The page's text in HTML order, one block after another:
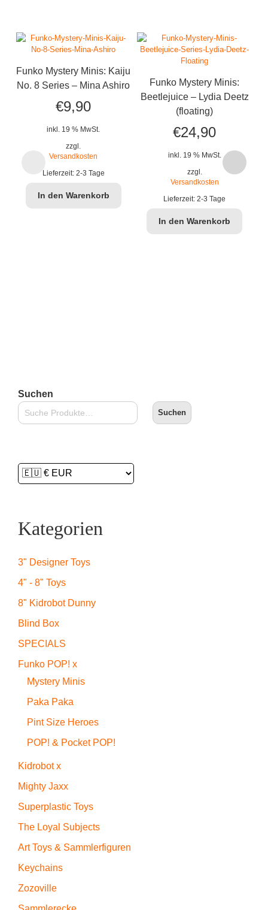
Funko Mystery Minis: Kaiju
No. 8 Series – Mina Ashiro
€9,90
inkl. 19 % MwSt.
zzgl.
Versandkosten
Lieferzeit: 2-3 Tage
In den Warenkorb
Funko Mystery Minis:
Beetlejuice – Lydia Deetz
(floating)
€24,90
inkl. 19 % MwSt.
zzgl.
Versandkosten
Lieferzeit:2-3 Tage
In den Warenkorb
Suchen
Suchen
Kategorien
3" Designer Toys
4" - 8" Toys
8" Kidrobot Dunny
Blind Box
SPECIALS
Funko POP! x
Mystery Minis
Paka Paka
Pint Size Heroes
POP! & Pocket POP!
Kidrobot x
Mighty Jaxx
Superplastic Toys
The Loyal Subjects
Art Toys & Sammlerfiguren
Keychains
Zozoville